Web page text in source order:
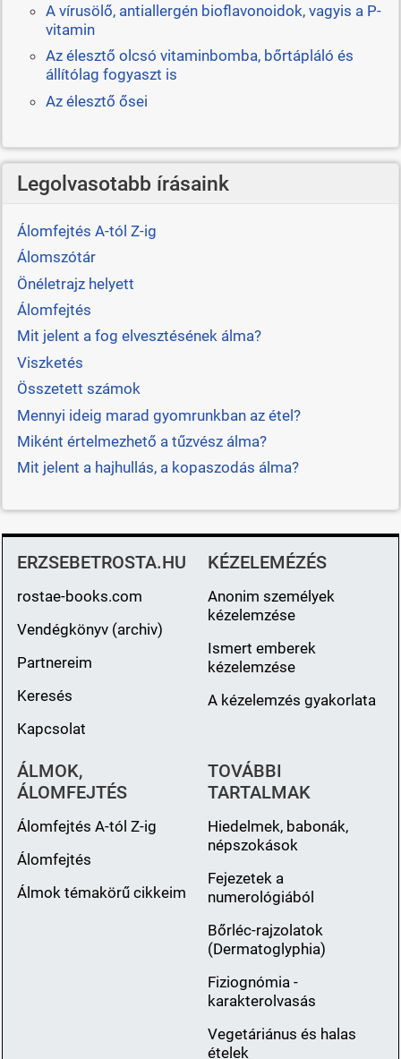
A vírusölő, antiallergén bioflavonoidok, vagyis a P-
vitamin
Az élesztő olcsó vitaminbomba, bőrtápláló és
állítólag fogyaszt is
Az élesztő ősei
Legolvasotabb írásaink
Álomfejtés A-tól Z-ig
Álomszótár
Önéletrajz helyett
Álomfejtés
Mit jelent a fog elvesztésének álma?
Viszketés
Összetett számok
Mennyi ideig marad gyomrunkban az étel?
Miként értelmezhető a tűzvész álma?
Mit jelent a hajhullás, a kopaszodás álma?
ERZSEBETROSTA.HU
rostae-books.com
Vendégkönyv (archiv)
Partnereim
Keresés
Kapcsolat
KÉZELEMÉZÉS
Anonim személyek
kézelemzése
Ismert emberek
kézelemzése
A kézelemzés gyakorlata
ÁLMOK,
ÁLOMFEJTÉS
Álomfejtés A-tól Z-ig
Álomfejtés
Álmok témakörű cikkeim
TOVÁBBI
TARTALMAK
Hiedelmek, babonák,
népszokások
Fejezetek a
numerológiából
Bőrléc-rajzolatok
(Dermatoglyphia)
Fiziognómia -
karakterolvasás
Vegetáriánus és halas
ételek